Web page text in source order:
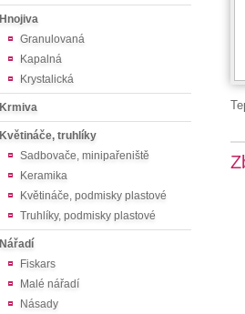
Hnojiva
Granulovaná
Kapalná
Krystalická
Krmiva
Květináče, truhlíky
Sadbovače, minipařeniště
Keramika
Květináče, podmisky plastové
Truhlíky, podmisky plastové
Nářadí
Fiskars
Malé nářadí
Násady